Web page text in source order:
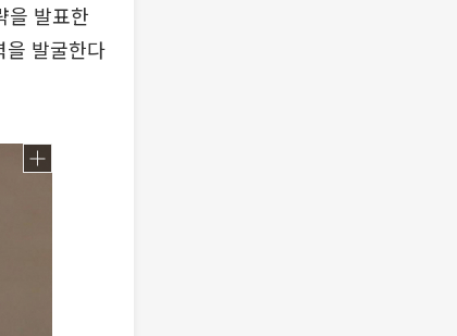
을 발표한
을 발굴한다